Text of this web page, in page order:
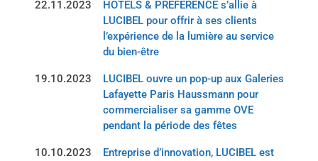
22.11.2023
HÔTELS & PRÉFÉRENCE s’allie à
LUCIBEL pour offrir à ses clients
l’expérience de la lumière au service
du bien-être
19.10.2023
LUCIBEL ouvre un pop-up aux Galeries
Lafayette Paris Haussmann pour
commercialiser sa gamme OVE
pendant la période des fêtes
10.10.2023
Entreprise d’innovation, LUCIBEL est